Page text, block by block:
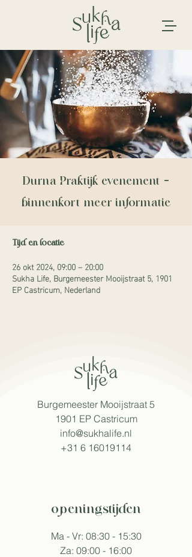
Durna Praktijk evenement -
binnenkort meer informatie
Tijd en locatie
26 okt 2024, 09:00 – 20:00
Sukha Life, Burgemeester Mooijstraat 5, 1901
EP Castricum, Nederland
Burgemeester Mooijstraat 5
1901 EP Castricum​
info@sukhalife.nl
+31 6 16019114
openingstijden
Ma - Vr: 08:30 - 15:30
Za: 09:00 - 16:00